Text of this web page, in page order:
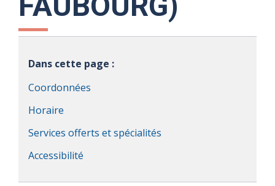
Dans cette page :
Coordonnées
Horaire
Services offerts et spécialités
Accessibilité